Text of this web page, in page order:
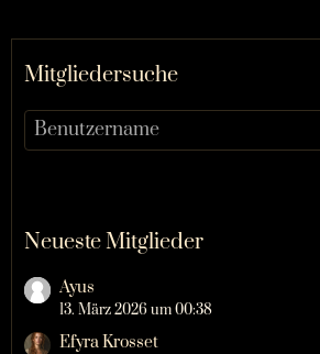
Mitgliedersuche
Neueste Mitglieder
Ayus
13. März 2026 um 00:38
Efyra Krosset